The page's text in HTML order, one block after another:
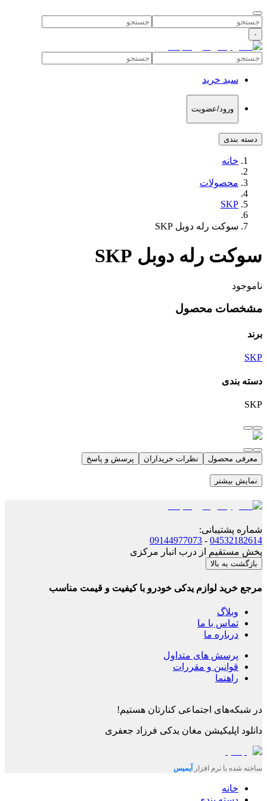
۰
سبد خرید
ورود/عضویت
دسته بندی
خانه
محصولات
SKP
سوکت رله دوبل SKP
سوکت رله دوبل SKP
ناموجود
مشخصات محصول
برند
SKP
دسته بندی
SKP
معرفی محصول نظرات خریداران پرسش و پاسخ
نمایش بیشتر
شماره پشتیبانی:
04532182614
-
09144977073
پخش مستقیم از درب انبار مرکزی
بازگشت به بالا
مرجع خرید لوازم یدکی خودرو با کیفیت و قیمت مناسب
وبلاگ
تماس با ما
درباره ما
پرسش های متداول
قوانین و مقررات
راهنما
در شبکه‌های اجتماعی کنارتان هستیم!
دانلود اپلیکیشن مغان یدکی فرزاد جعفری
ساخته شده با نرم افزار آیمیس
خانه